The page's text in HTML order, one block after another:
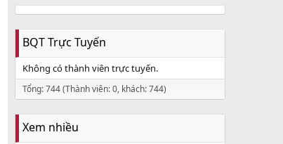
BQT Trực Tuyến
Không có thành viên trực tuyến.
Tổng: 744 (Thành viên: 0, khách: 744)
Xem nhiều